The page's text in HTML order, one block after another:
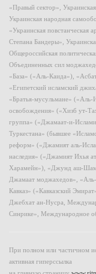
«Правый сектор»,
Украинская народная
«Украинская повстанческая
Степана Бандеры»,
Общероссийская
Объединенных сил
«База» («Аль-Каида»),
«Египетский исламский
«Братья-мусульмане»
освобождения» («Хизб ут-
группа» («Джамаат-и-
Туркестана» (бывшее
реформ» («Джамият аль-
наследия» («Джамият Ихья
Харамейн»), «Джунд аш-
Джамаат моджахедов»,
Кавказ» («Кавказский
Джебхат ан-Нусра,
Синрике», Международное
При полном или частичном
активная гиперссылка
на главную страницу